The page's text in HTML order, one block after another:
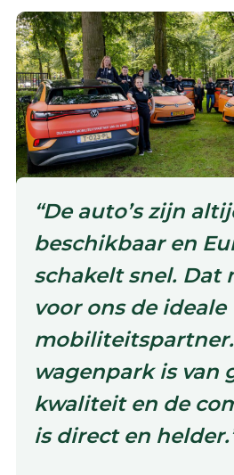
“De auto’s zijn
beschikbaar en
schakelt snel. Dat
voor ons de ideale
wagenpark is van
kwaliteit en de
is direct en